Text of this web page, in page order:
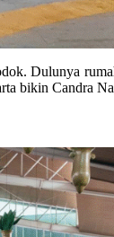
Dulunya
bikin Candra